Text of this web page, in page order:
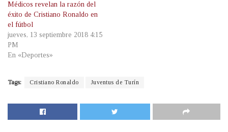
Médicos revelan la razón del
éxito de Cristiano Ronaldo en
el fútbol
jueves, 13 septiembre 2018 4:15
PM
En «Deportes»
Tags: Cristiano Ronaldo Juventus de Turín